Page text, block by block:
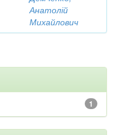
Анатолій
Михайлович
1